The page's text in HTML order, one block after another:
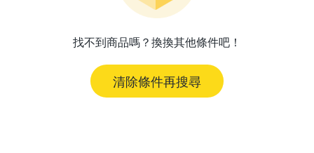
找不到商品嗎？換換其他條件吧！
清除條件再搜尋